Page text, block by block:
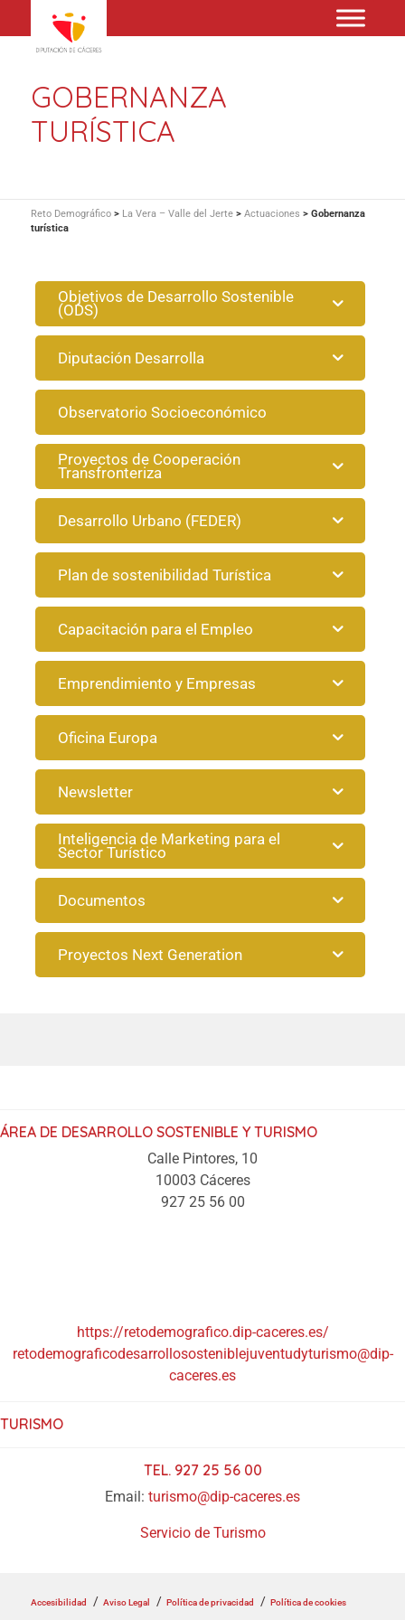
GOBERNANZA
TURÍSTICA
Reto Demográfico> La Vera – Valle del Jerte> Actuaciones > Gobernanza
turística
Objetivos de Desarrollo Sostenible
(ODS)
Diputación Desarrolla
Observatorio Socioeconómico
Proyectos de Cooperación
Transfronteriza
Desarrollo Urbano (FEDER)
Plan de sostenibilidad Turística
Capacitación para el Empleo
Emprendimiento y Empresas
Oficina Europa
Newsletter
Inteligencia de Marketing para el
Sector Turístico
Documentos
Proyectos Next Generation
ÁREA DE DESARROLLO SOSTENIBLE Y TURISMO
Calle Pintores, 10
10003 Cáceres
927 25 56 00
https://retodemografico.dip-caceres.es/
retodemograficodesarrollososteniblejuventudyturismo@dip-
caceres.es
TURISMO
TEL. 927 25 56 00
Email: turismo@dip-caceres.es
Servicio de Turismo
Accesibilidad Aviso Legal Política de privacidad
Política de cookies